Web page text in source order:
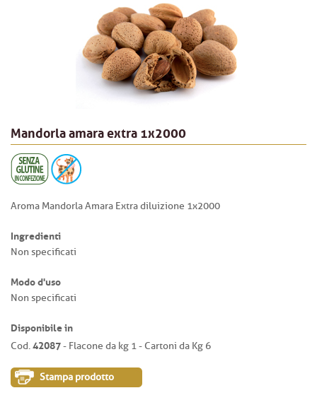
Mandorla amara extra 1x2000
Aroma Mandorla Amara Extra diluizione 1x2000
Ingredienti
Non specificati
Modo d'uso
Non specificati
Disponibile in
Cod.42087- Flacone da kg 1 - Cartoni da Kg 6
Stampa prodotto